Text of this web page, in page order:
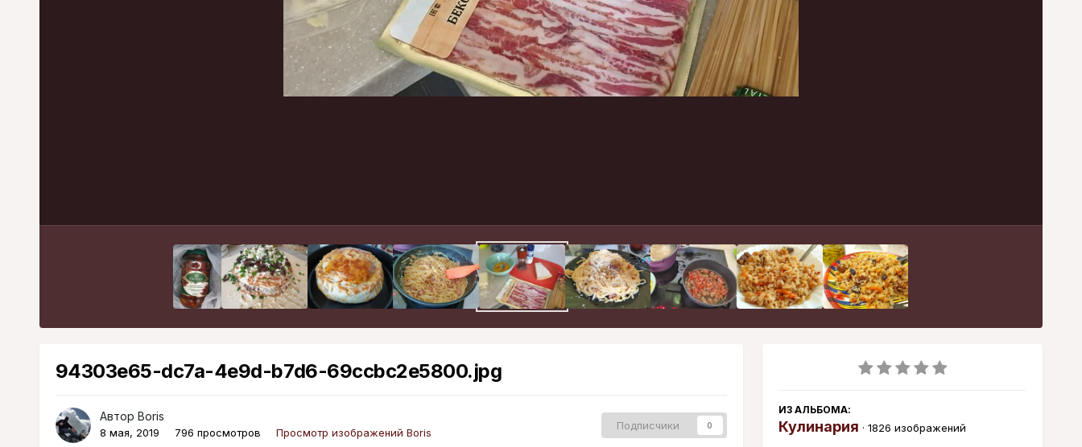
94303e65-dc7a-4e9d-b7d6-69ccbc2e5800.jpg
Автор Boris
8 мая, 2019 796 просмотров Просмотр изображений Boris
Подписчики 0
ИЗ АЛЬБОМА:
Кулинария · 1826 изображений